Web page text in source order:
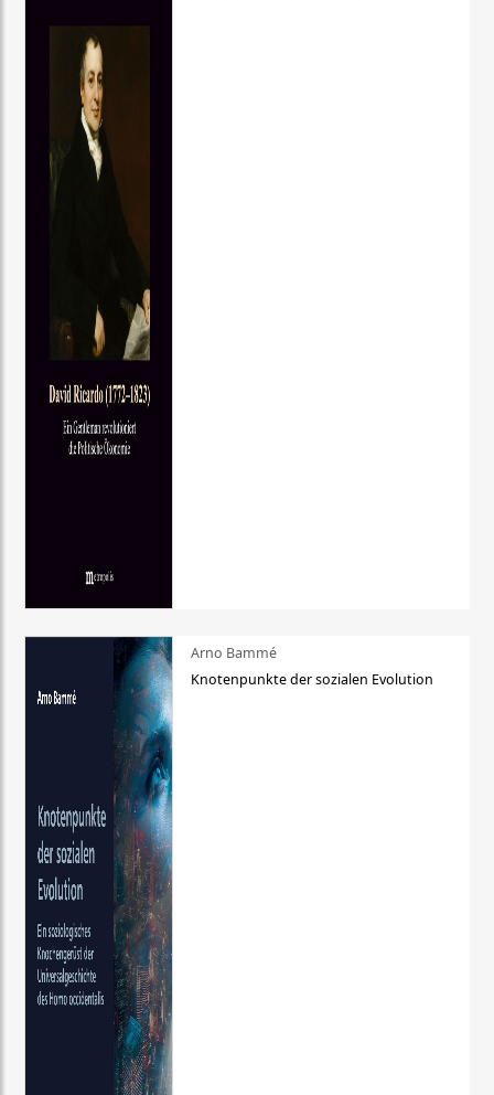
Arno Bammé
Knotenpunkte der sozialen Evolution